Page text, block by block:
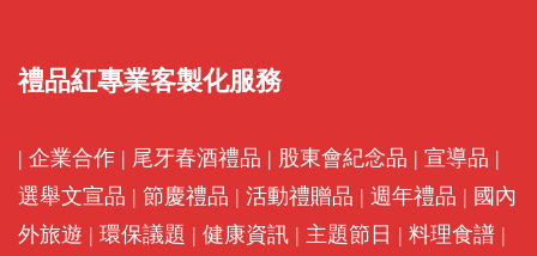
禮品紅專業客製化服務
| 企業合作 | 尾牙春酒禮品 | 股東會紀念品 | 宣導品 |
選舉文宣品 | 節慶禮品 | 活動禮贈品 | 週年禮品 | 國內
外旅遊 | 環保議題 | 健康資訊 | 主題節日 | 料理食譜 |